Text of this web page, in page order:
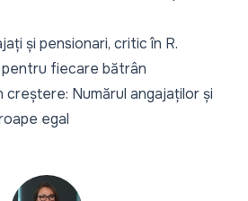
și pensionari, critic în R.
pentru fiecare bătrân
creștere: Numărul angajaților și
egal